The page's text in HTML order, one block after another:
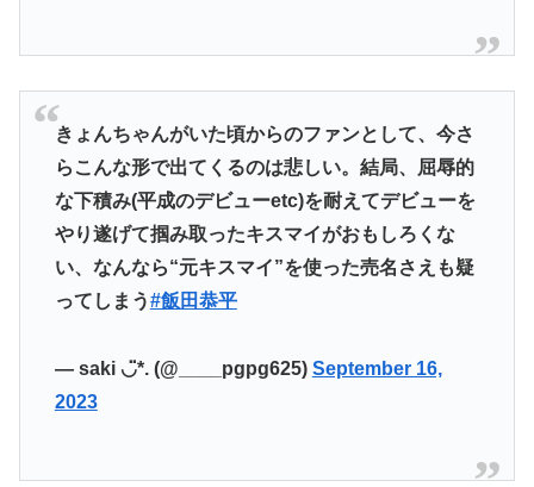
きょんちゃんがいた頃からのファンとして、今さ
らこんな形で出てくるのは悲しい。結局、屈辱的
な下積み(平成のデビューetc)を耐えてデビューを
やり遂げて掴み取ったキスマイがおもしろくな
い、なんなら“元キスマイ”を使った売名さえも疑
ってしまう#飯田恭平
— saki ◡̈*. (@____pgpg625) September 16,
2023